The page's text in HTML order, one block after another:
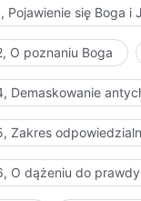
widzimy Jego
się
sprawy
na rzecz
słowach Bożych.
Pojawienie się Boga i
O poznaniu Boga
Demaskowanie
Zakres
O dążeniu do prawdy